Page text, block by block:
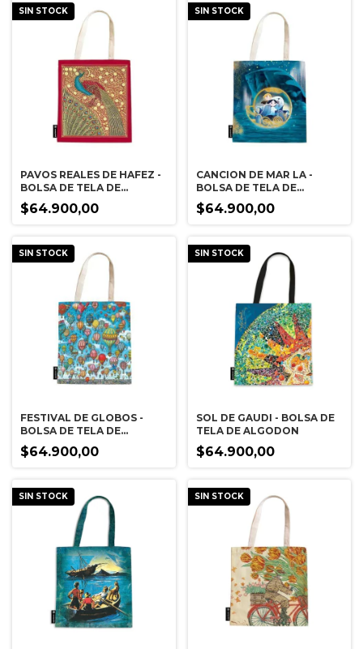
SIN STOCK
PAVOS REALES DE HAFEZ -
BOLSA DE TELA DE
ALGODON
$64.900,00
SIN STOCK
CANCION DE MAR LA -
BOLSA DE TELA DE
ALGODON
$64.900,00
SIN STOCK
FESTIVAL DE GLOBOS -
BOLSA DE TELA DE
ALGODON
$64.900,00
SIN STOCK
SOL DE GAUDI - BOLSA DE
TELA DE ALGODON
$64.900,00
SIN STOCK SIN STOCK